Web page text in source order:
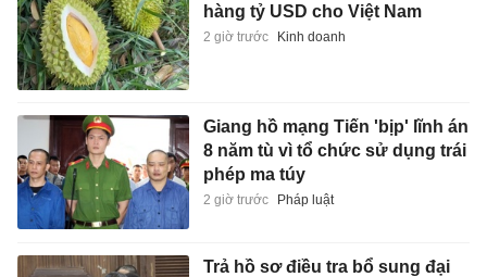
hàng tỷ USD cho Việt Nam
2 giờ trước Kinh doanh
Giang hồ mạng Tiến 'bịp' lĩnh án
8 năm tù vì tổ chức sử dụng trái
phép ma túy
2 giờ trước Pháp luật
Trả hồ sơ điều tra bổ sung đại